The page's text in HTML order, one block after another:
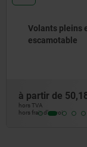
Volant
à partir
hors frais